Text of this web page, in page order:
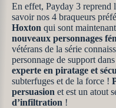
En effet, Payday 3 reprend
savoir nos 4 braqueurs
Hoxton qui sont
nouveaux personnages
vétérans de la série
personnage de support
experte en piratage et
subterfuges et de la force !
persuasion et est un atout
d’infiltration !